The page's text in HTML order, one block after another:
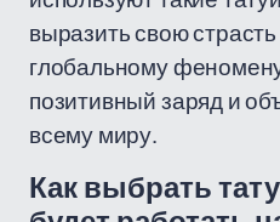
выразить свою
глобальному
позитивный заряд и
всему миру.
Как выбрать